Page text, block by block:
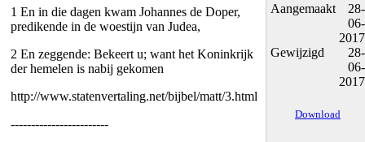
1 En in die dagen kwam Johannes de Doper,
predikende in de woestijn van Judea,
2 En zeggende: Bekeert u; want het Koninkrijk
der hemelen is nabij gekomen
http://www.statenvertaling.net/bijbel/matt/3.html
------------------------
Aangemaakt
28-
06-
2017
Gewijzigd
28-
06-
2017
Download